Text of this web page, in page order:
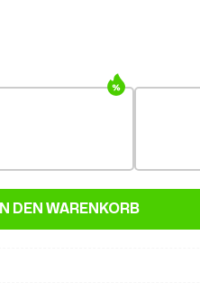
IN DEN WARENKORB